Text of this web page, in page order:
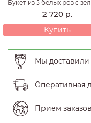
Букет из 5 белых роз с
2 720 р.
Купить
Мы доставили
Оперативная
Прием